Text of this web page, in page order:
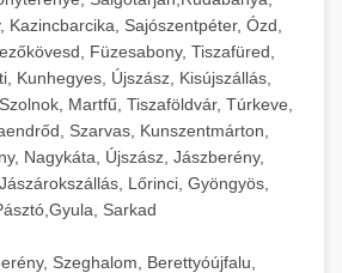
Kazincbarcika, Sajószentpéter, Ózd,
Füzesabony, Tiszafüred,
Kunhegyes, Újszász, Kisújszállás,
Martfű, Tiszaföldvár, Túrkeve,
Szarvas, Kunszentmárton,
Nagykáta, Újszász, Jászberény,
Lőrinci, Gyöngyös,
Sarkad
Szeghalom, Berettyóújfalu,